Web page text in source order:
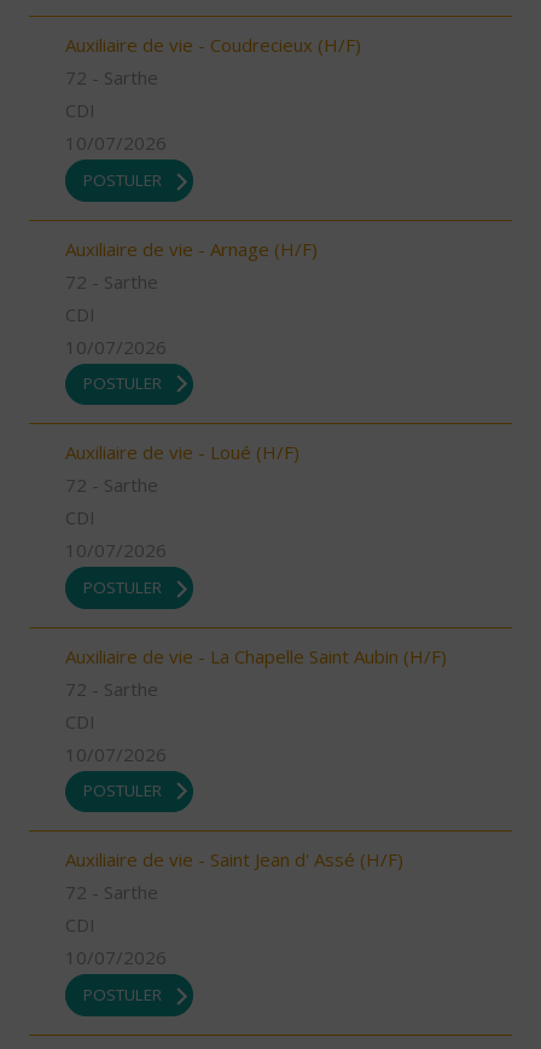
Auxiliaire de vie - Coudrecieux (H/F)
72 - Sarthe
CDI
10/07/2026
POSTULER
Auxiliaire de vie - Arnage (H/F)
72 - Sarthe
CDI
10/07/2026
POSTULER
Auxiliaire de vie - Loué (H/F)
72 - Sarthe
CDI
10/07/2026
POSTULER
Auxiliaire de vie - La Chapelle Saint Aubin (H/F)
72 - Sarthe
CDI
10/07/2026
POSTULER
Auxiliaire de vie - Saint Jean d' Assé (H/F)
72 - Sarthe
CDI
10/07/2026
POSTULER